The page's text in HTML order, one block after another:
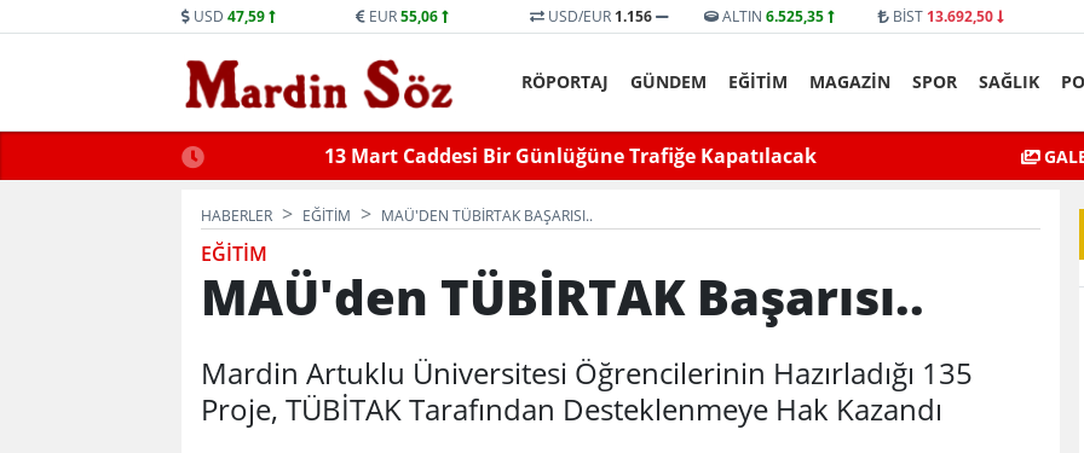
USD 47,59 EUR55,06 USD/EUR 1.156 ALTIN 6.525,35 BİST 13.692,50
RÖPORTAJ GÜNDEM EĞİTİM MAGAZİN SPOR SAĞLIK
Trafiğe Kapatılacak Midyat’ta bıçaklı kavga can aldı
Mardin’de Ceza
HABERLER EĞİTİM MAÜ'DEN TÜBİRTAK BAŞARISI..
EĞİTİM
MAÜ'den TÜBİRTAK Başarısı..
Mardin Artuklu Üniversitesi Öğrencilerinin Hazırladığı 135
Proje, TÜBİTAK Tarafından Desteklenmeye Hak Kazandı